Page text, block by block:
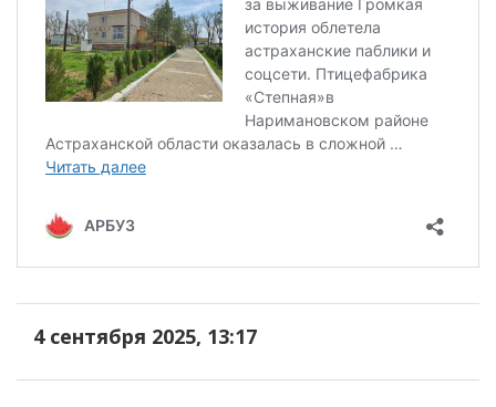
4 сентября 2025, 13:17